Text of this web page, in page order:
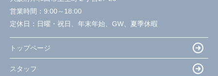
営業時間： 9:00～18:00
定休日： 日曜・祝日、年末年始、GW、夏季休暇
トップページ
スタッフ